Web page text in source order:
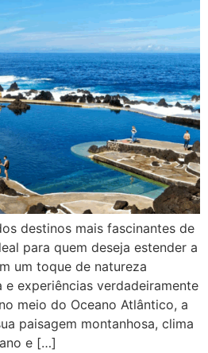
destinos mais fascinantes de
para quem deseja estender a
um toque de natureza
experiências verdadeiramente
meio do Oceano Atlântico, a
paisagem montanhosa, clima
e […]